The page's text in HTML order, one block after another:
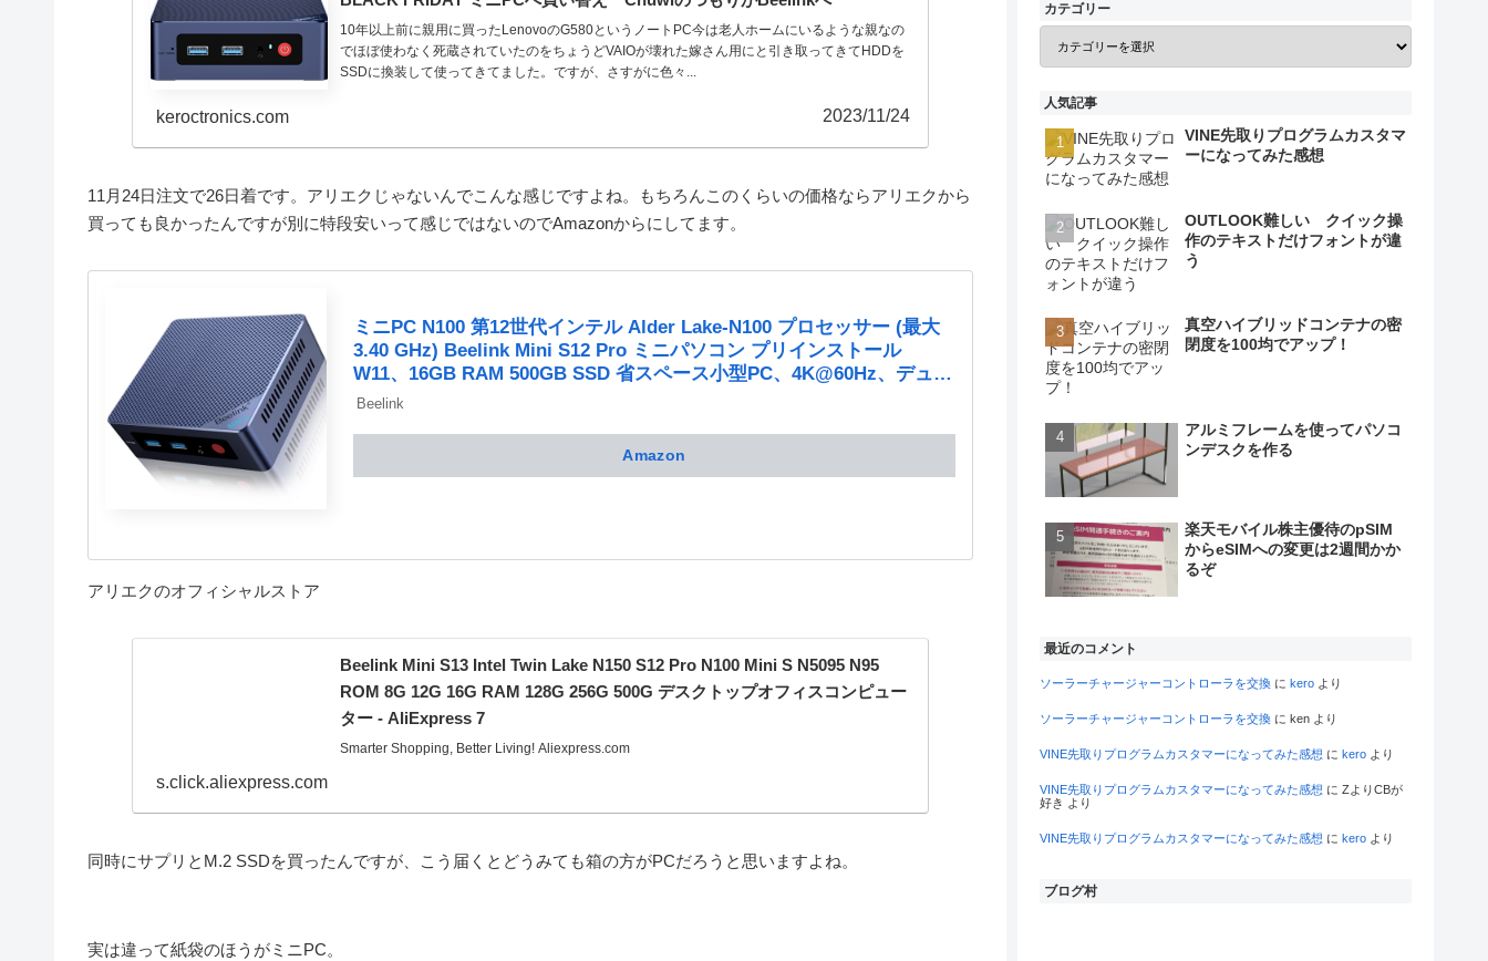
10年以上前に親用に買ったLenovoのG580というノートPC今は老人ホームにいるような親なの
でほぼ使わなく死蔵されていたのをちょうどVAIOが壊れた嫁さん用にと引き取ってきてHDDを
SSDに換装して使ってきてました。ですが、さすがに色々...
keroctronics.com 2023/11/24
11月24日注文で26日着です。アリエクじゃないんでこんな感じですよね。もちろんこのくらいの価格ならアリエクから
買っても良かったんですが別に特段安いって感じではないのでAmazonからにしてます。
ミニPC N100 第12世代インテル Alder Lake-N100 プロセッサー (最大
3.40 GHz) Beelink Mini S12 Pro ミニパソコン プリインストール
W11、16GB RAM 500GB SSD 省スペース小型PC、4K@60Hz、デュア
ル HDMI/WiFi6/BT5.2 /RJ45/WOL/持ち運び可能な小型ミニコンピュー
Beelink
Amazon
アリエクのオフィシャルストア
Beelink Mini S13 Intel Twin Lake N150 S12 Pro N100 Mini S N5095 N95
ROM 8G 12G 16G RAM 128G 256G 500G デスクトップオフィスコンピュー
ター - AliExpress 7
Smarter Shopping, Better Living! Aliexpress.com
s.click.aliexpress.com
同時にサプリとM.2 SSDを買ったんですが、こう届くとどうみても箱の方がPCだろうと思いますよね。
実は違って紙袋のほうがミニPC。
カテゴリー
人気記事
VINE先取りプログラムカスタマ
ーになってみた感想
OUTLOOK難しい クイック操
作のテキストだけフォントが違
う
真空ハイブリッドコンテナの密
閉度を100均でアップ！
アルミフレームを使ってパソコ
ンデスクを作る
楽天モバイル株主優待のpSIM
からeSIMへの変更は2週間かか
るぞ
最近のコメント
ソーラーチャージャーコントローラを交換 に kero より
ソーラーチャージャーコントローラを交換 に ken より
VINE先取りプログラムカスタマーになってみた感想 に kero より
VINE先取りプログラムカスタマーになってみた感想 に ZよりCBが
好き より
VINE先取りプログラムカスタマーになってみた感想 に kero より
ブログ村